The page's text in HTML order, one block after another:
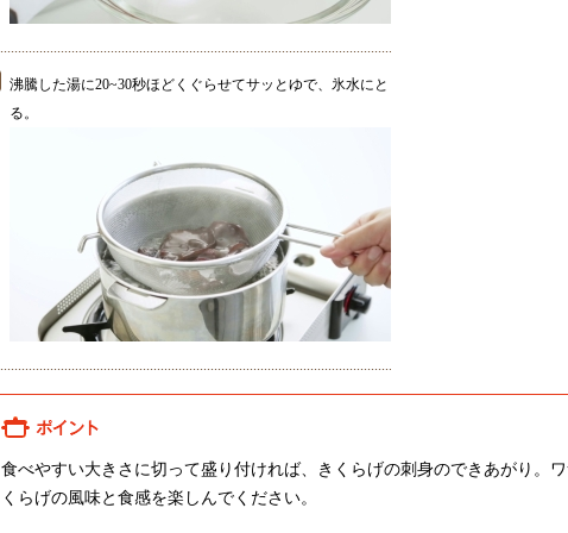
沸騰した湯に20~30秒ほどくぐらせてサッとゆで、氷水にと
る。
食べやすい大きさに切って盛り付ければ、きくらげの刺身のできあがり。
くらげの風味と食感を楽しんでください。